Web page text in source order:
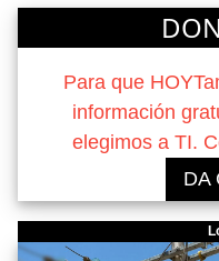
Para que
información
elegimos a TI.
DA